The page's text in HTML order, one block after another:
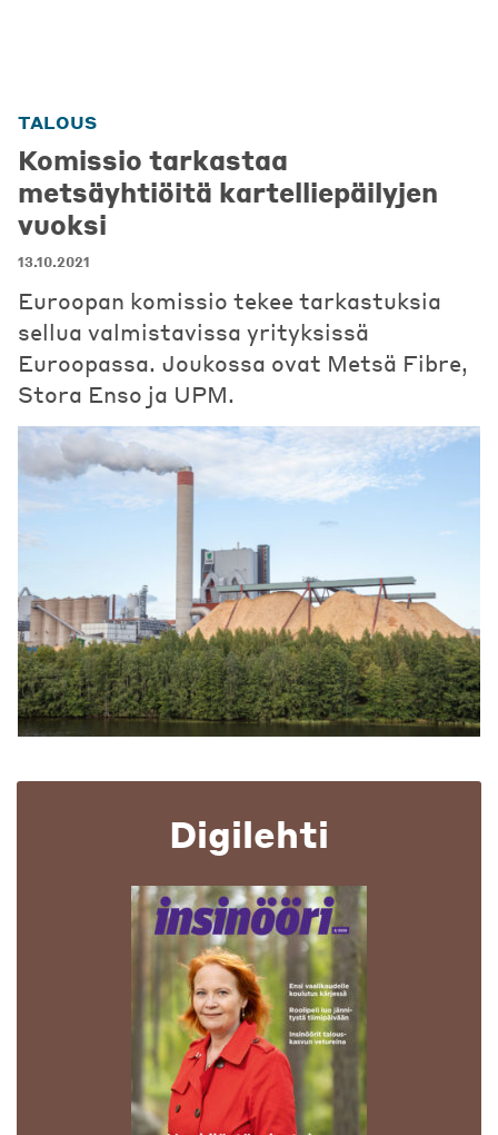
TALOUS
Komissio tarkastaa
metsäyhtiöitä kartelliepäilyjen
vuoksi
13.10.2021
Euroopan komissio tekee tarkastuksia
sellua valmistavissa yrityksissä
Euroopassa. Joukossa ovat Metsä Fibre,
Stora Enso ja UPM.
Digilehti